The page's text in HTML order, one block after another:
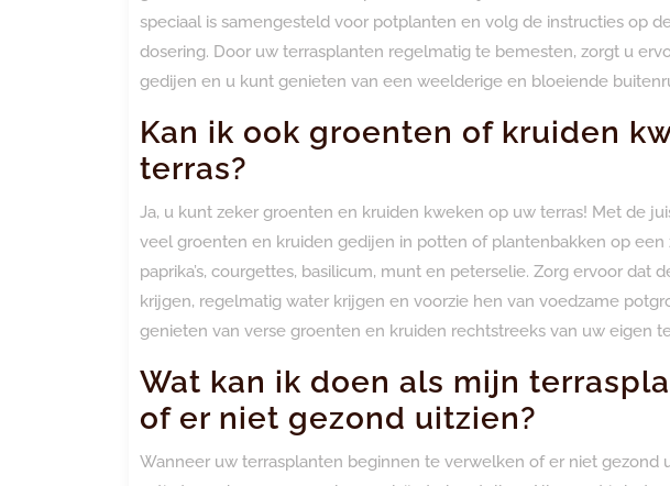
speciaal is samengesteld voor potplanten en volg de instructies op
dosering. Door uw terrasplanten regelmatig te bemesten, zorgt u
gedijen en u kunt genieten van een weelderige en bloeiende
Kan ik ook groenten of kruiden
terras?
Ja, u kunt zeker groenten en kruiden kweken op uw terras! Met de
veel groenten en kruiden gedijen in potten of plantenbakken op een
paprika’s, courgettes, basilicum, munt en peterselie. Zorg ervoor dat
krijgen, regelmatig water krijgen en voorzie hen van voedzame
genieten van verse groenten en kruiden rechtstreeks van uw eigen
Wat kan ik doen als mijn
of er niet gezond uitzien?
Wanneer uw terrasplanten beginnen te verwelken of er niet gezond